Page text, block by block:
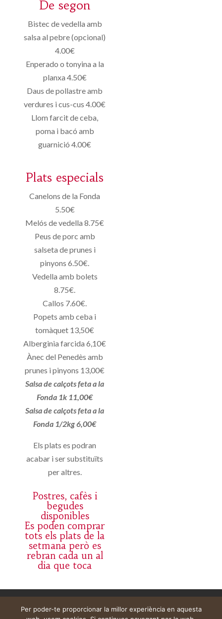
De segon
Bistec de vedella amb
salsa al pebre (opcional)
4.00€
Enperado o tonyina a la
planxa 4.50€
Daus de pollastre amb
verdures i cus-cus 4.00€
Llom farcit de ceba,
poma i bacó amb
guarnició 4.00€
Plats especials
Canelons de la Fonda
5.50€
Melós de vedella 8.75€
Peus de porc amb
salseta de prunes i
pinyons 6.50€.
Vedella amb bolets
8.75€.
Callos 7.60€.
Popets amb ceba i
tomàquet 13,50€
Alberginia farcida 6,10€
Ànec del Penedès amb
prunes i pinyons 13,00€
Salsa de calçots feta a la
Fonda 1k 11,00€
Salsa de calçots feta a la
Fonda 1/2kg 6,00€
Els plats es podran
acabar i ser substituïts
per altres.
Postres, cafès i
begudes
disponibles
Es poden comprar
tots els plats de la
setmana però es
rebran cada un al
dia que toca
Per poder-te proporcionar la millor experiència en aquesta